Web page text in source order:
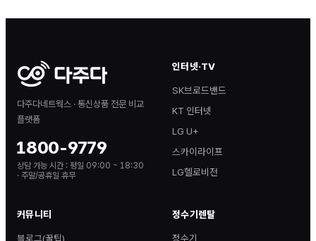
다주다네트웍스 · 통신상품 전문 비교
플랫폼
1800-9779
상담 가능 시간 : 평일 09:00 ~ 18:30
· 주말/공휴일 휴무
인터넷·TV
SK브로드밴드
KT 인터넷
LG U+
스카이라이프
LG헬로비전
커뮤니티
블로그(꿀팁)
정수기렌탈
정수기